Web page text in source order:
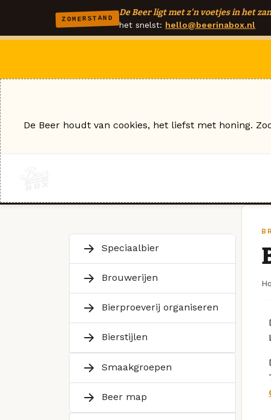
ZOMERSTAND
De Beer ligt met z'n voetjes in het
het snelst: hello@beerinabox.nl
Speciaalbier
Brouwerijen
Bierproeverij organiseren
Bierstijlen
Smaakgroepen
Beer map
De Beer houdt van cookies, het liefst met honing.